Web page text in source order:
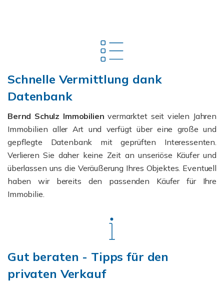
Schnelle Vermittlung dank
Datenbank
Bernd Schulz Immobilien vermarktet seit vielen Jahren
Immobilien aller Art und verfügt über eine große und
gepflegte Datenbank mit geprüften Interessenten.
Verlieren Sie daher keine Zeit an unseriöse Käufer und
überlassen uns die Veräußerung Ihres Objektes. Eventuell
haben wir bereits den passenden Käufer für Ihre
Immobilie.
Gut beraten - Tipps für den
privaten Verkauf